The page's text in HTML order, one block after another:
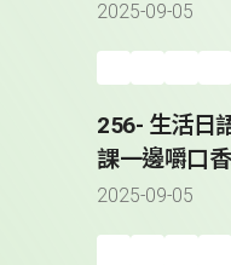
2025-09-05
256- 生活日
課一邊嚼口
2025-09-05